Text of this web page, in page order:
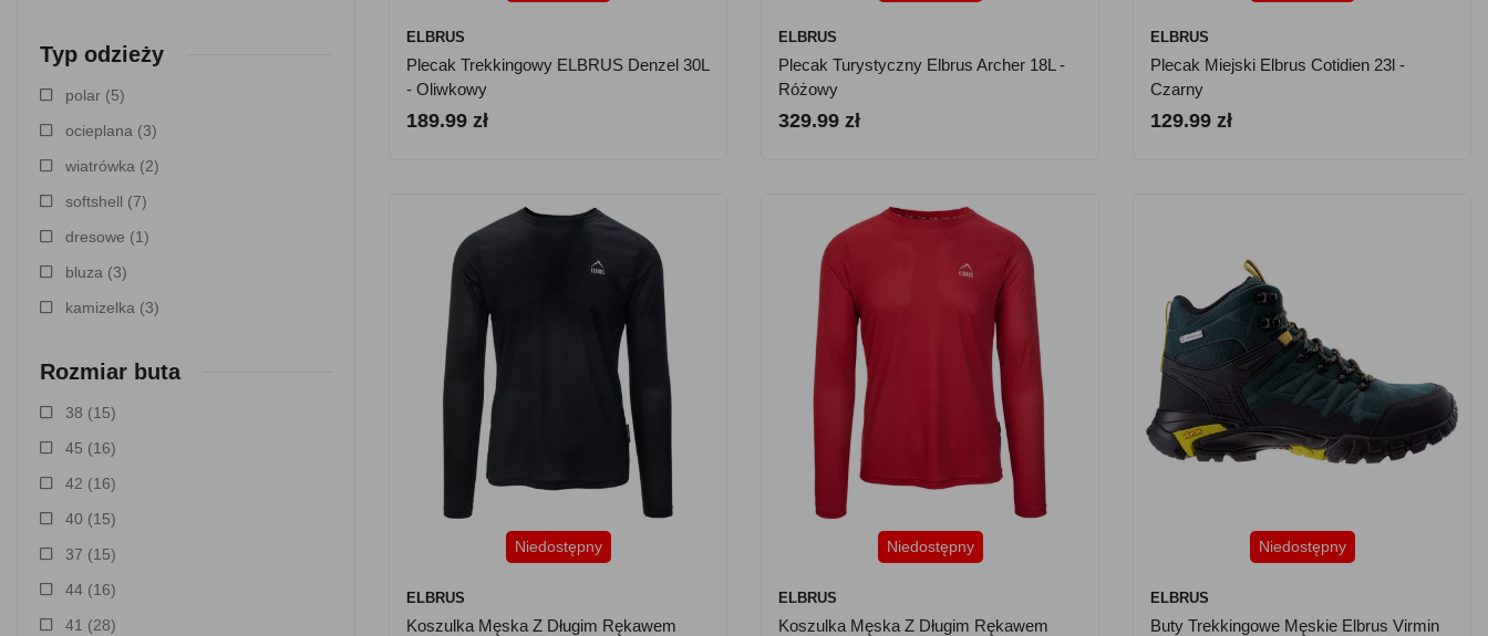
Typ odzieży
polar (5)
ocieplana (3)
wiatrówka (2)
softshell (7)
dresowe (1)
bluza (3)
kamizelka (3)
Rozmiar buta
38 (15)
45 (16)
42 (16)
40 (15)
37 (15)
44 (16)
41 (28)
ELBRUS
Plecak Trekkingowy ELBRUS Denzel 30L
- Oliwkowy
189.99 zł
ELBRUS
Plecak Turystyczny Elbrus Archer 18L -
Różowy
329.99 zł
ELBRUS
Plecak Miejski Elbrus Cotidien 23l -
Czarny
129.99 zł
Niedostępny
ELBRUS
Koszulka Męska Z Długim Rękawem
Niedostępny
ELBRUS
Koszulka Męska Z Długim Rękawem
Niedostępny
ELBRUS
Buty Trekkingowe Męskie Elbrus Virmin